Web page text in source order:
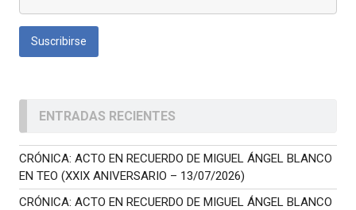
ENTRADAS RECIENTES
CRÓNICA: ACTO EN RECUERDO DE MIGUEL ÁNGEL BLANCO
EN TEO (XXIX ANIVERSARIO – 13/07/2026)
CRÓNICA: ACTO EN RECUERDO DE MIGUEL ÁNGEL BLANCO